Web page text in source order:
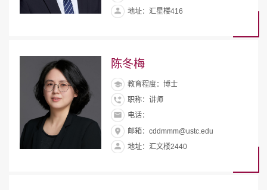
地址：汇星楼416
陈冬梅
教育程度：博士
职称：讲师
电话：
邮箱：cddmmm@ustc.edu
地址：汇文楼2440